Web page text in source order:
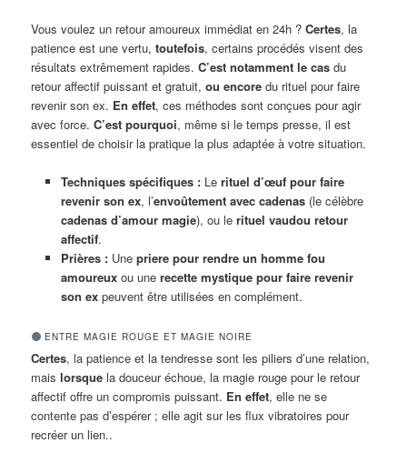
Vous voulez un retour amoureux immédiat en 24h ?Certes, la
patience est une vertu,toutefois, certains procédés visent des
résultats extrêmement rapides.C’est notamment le cas du
retour affectif puissant et gratuit,ou encore du rituel pour faire
revenir son ex. En effet, ces méthodes sont conçues pour agir
avec force.C’est pourquoi, même si le temps presse, il est
essentiel de choisir la pratique la plus adaptée à votre situation.
Techniques spécifiques :Le rituel d’œuf pour faire
revenir son ex, l’envoûtement avec cadenas(le célèbre
cadenas d’amour magie), ou le rituel vaudou retour
affectif.
Prières :Une priere pour rendre un homme fou
amoureuxou une recette mystique pour faire revenir
son expeuvent être utilisées en complément.
ENTRE MAGIE ROUGE ET MAGIE NOIRE
Certes, la patience et la tendresse sont les piliers d’une relation,
maislorsque la douceur échoue, la magie rouge pour le retour
affectif offre un compromis puissant. En effet, elle ne se
contente pas d’espérer ; elle agit sur les flux vibratoires pour
recréer un lien..